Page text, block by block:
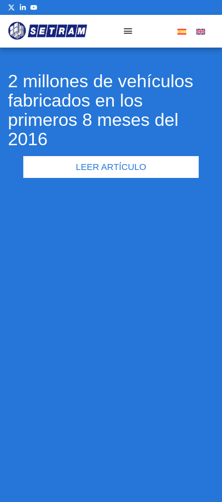
2 millones de vehículos
fabricados en los
primeros 8 meses del
2016
LEER ARTÍCULO